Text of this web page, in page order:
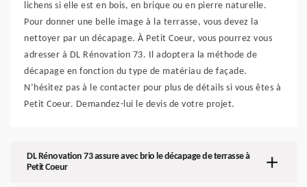
lichens si elle est en bois, en brique ou en pierre naturelle.
Pour donner une belle image à la terrasse, vous devez la
nettoyer par un décapage. À Petit Coeur, vous pourrez vous
adresser à DL Rénovation 73. Il adoptera la méthode de
décapage en fonction du type de matériau de façade.
N’hésitez pas à le contacter pour plus de détails si vous êtes à
Petit Coeur. Demandez-lui le devis de votre projet.
DL Rénovation 73 assure avec brio le décapage de terrasse à
Petit Coeur